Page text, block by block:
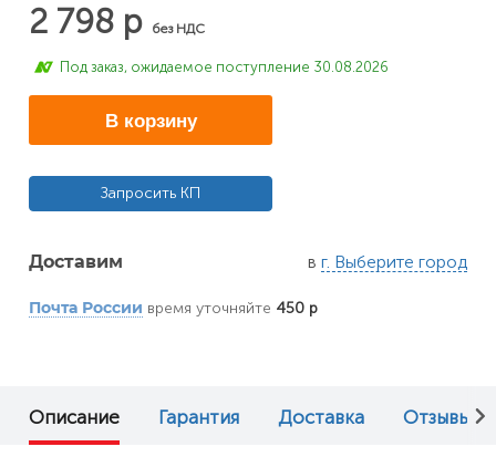
2 798 р без НДС
Под заказ, ожидаемое поступление 30.08.2026
В корзину
Запросить КП
Доставим в г. Выберите город
Почта России время уточняйте 450 р
Описание Гарантия Доставка Отзывы (0)